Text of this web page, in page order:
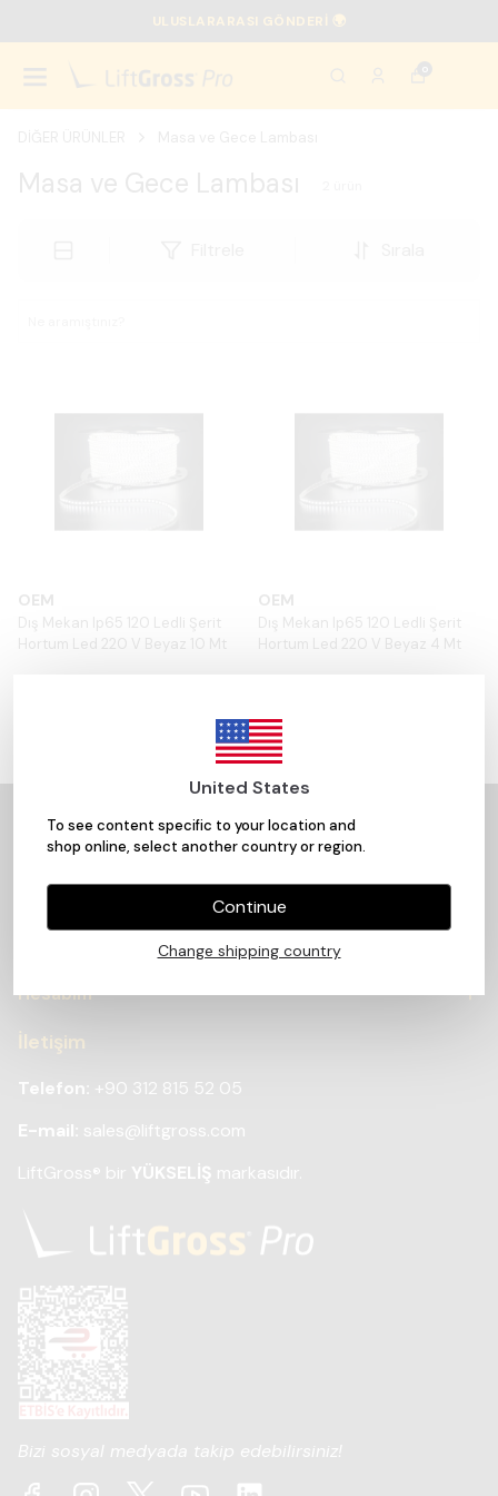
United States
To see content specific to your location and
shop online, select another country or region.
Continue
Change shipping country
ULUSLARARASI GÖNDERİ 🌍
0
OEM
Dış Mekan Ip65 120 Ledli Şerit
Hortum Led 220 V Beyaz 10 Mt
FİYATLAR İÇİN GİRİŞ YAPINIZ
OEM
Dış Mekan Ip65 120 Ledli Şerit
Hortum Led 220 V Beyaz 4 Mt
FİYATLAR İÇİN GİRİŞ YAPINIZ
Kurumsal
Hesabım
İletişim
Telefon: +90 312 815 52 05
E-mail: sales@liftgross.com
LiftGross® bir YÜKSELİŞ markasıdır.
Bizi sosyal medyada takip edebilirsiniz!